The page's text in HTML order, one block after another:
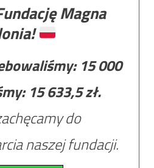
Magna
15 000
15 633,5zł.
do
naszej fundacji.